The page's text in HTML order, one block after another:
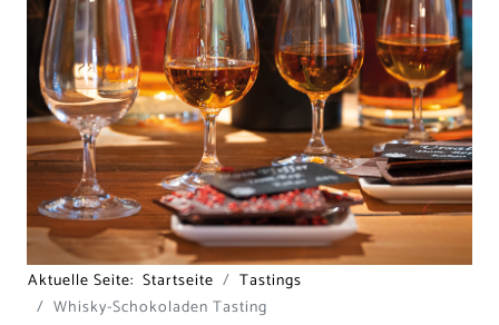
Aktuelle Seite: Startseite
Tastings
Whisky-Schokoladen Tasting